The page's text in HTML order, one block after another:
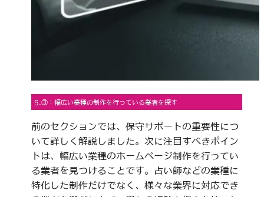
5.③：幅広い業種の制作を行っている業者を探す
前のセクションでは、保守サポートの重要性につ
いて詳しく解説しました。次に注目すべきポイン
トは、幅広い業種のホームページ制作を行ってい
る業者を見つけることです。占い師などの業種に
特化した制作だけでなく、様々な業界に対応でき